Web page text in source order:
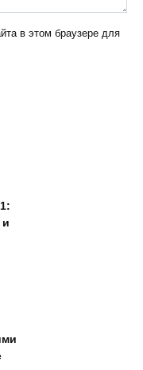
в этом браузере для